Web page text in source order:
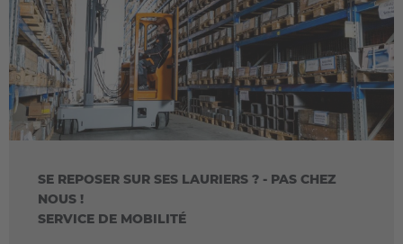
Français
Great Britain
English
Italia
Luxembourg
Français Deutsch
SE REPOSER SUR SES LAURIERS ? - PAS CHEZ
NOUS !
SERVICE DE MOBILITÉ